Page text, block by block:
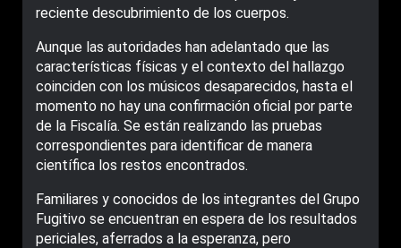
reciente descubrimiento de los cuerpos.
Aunque las autoridades han adelantado que las
características físicas y el contexto del hallazgo
coinciden con los músicos desaparecidos, hasta el
momento no hay una confirmación oficial por parte
de la Fiscalía. Se están realizando las pruebas
correspondientes para identificar de manera
científica los restos encontrados.
Familiares y conocidos de los integrantes del Grupo
Fugitivo se encuentran en espera de los resultados
periciales, aferrados a la esperanza, pero